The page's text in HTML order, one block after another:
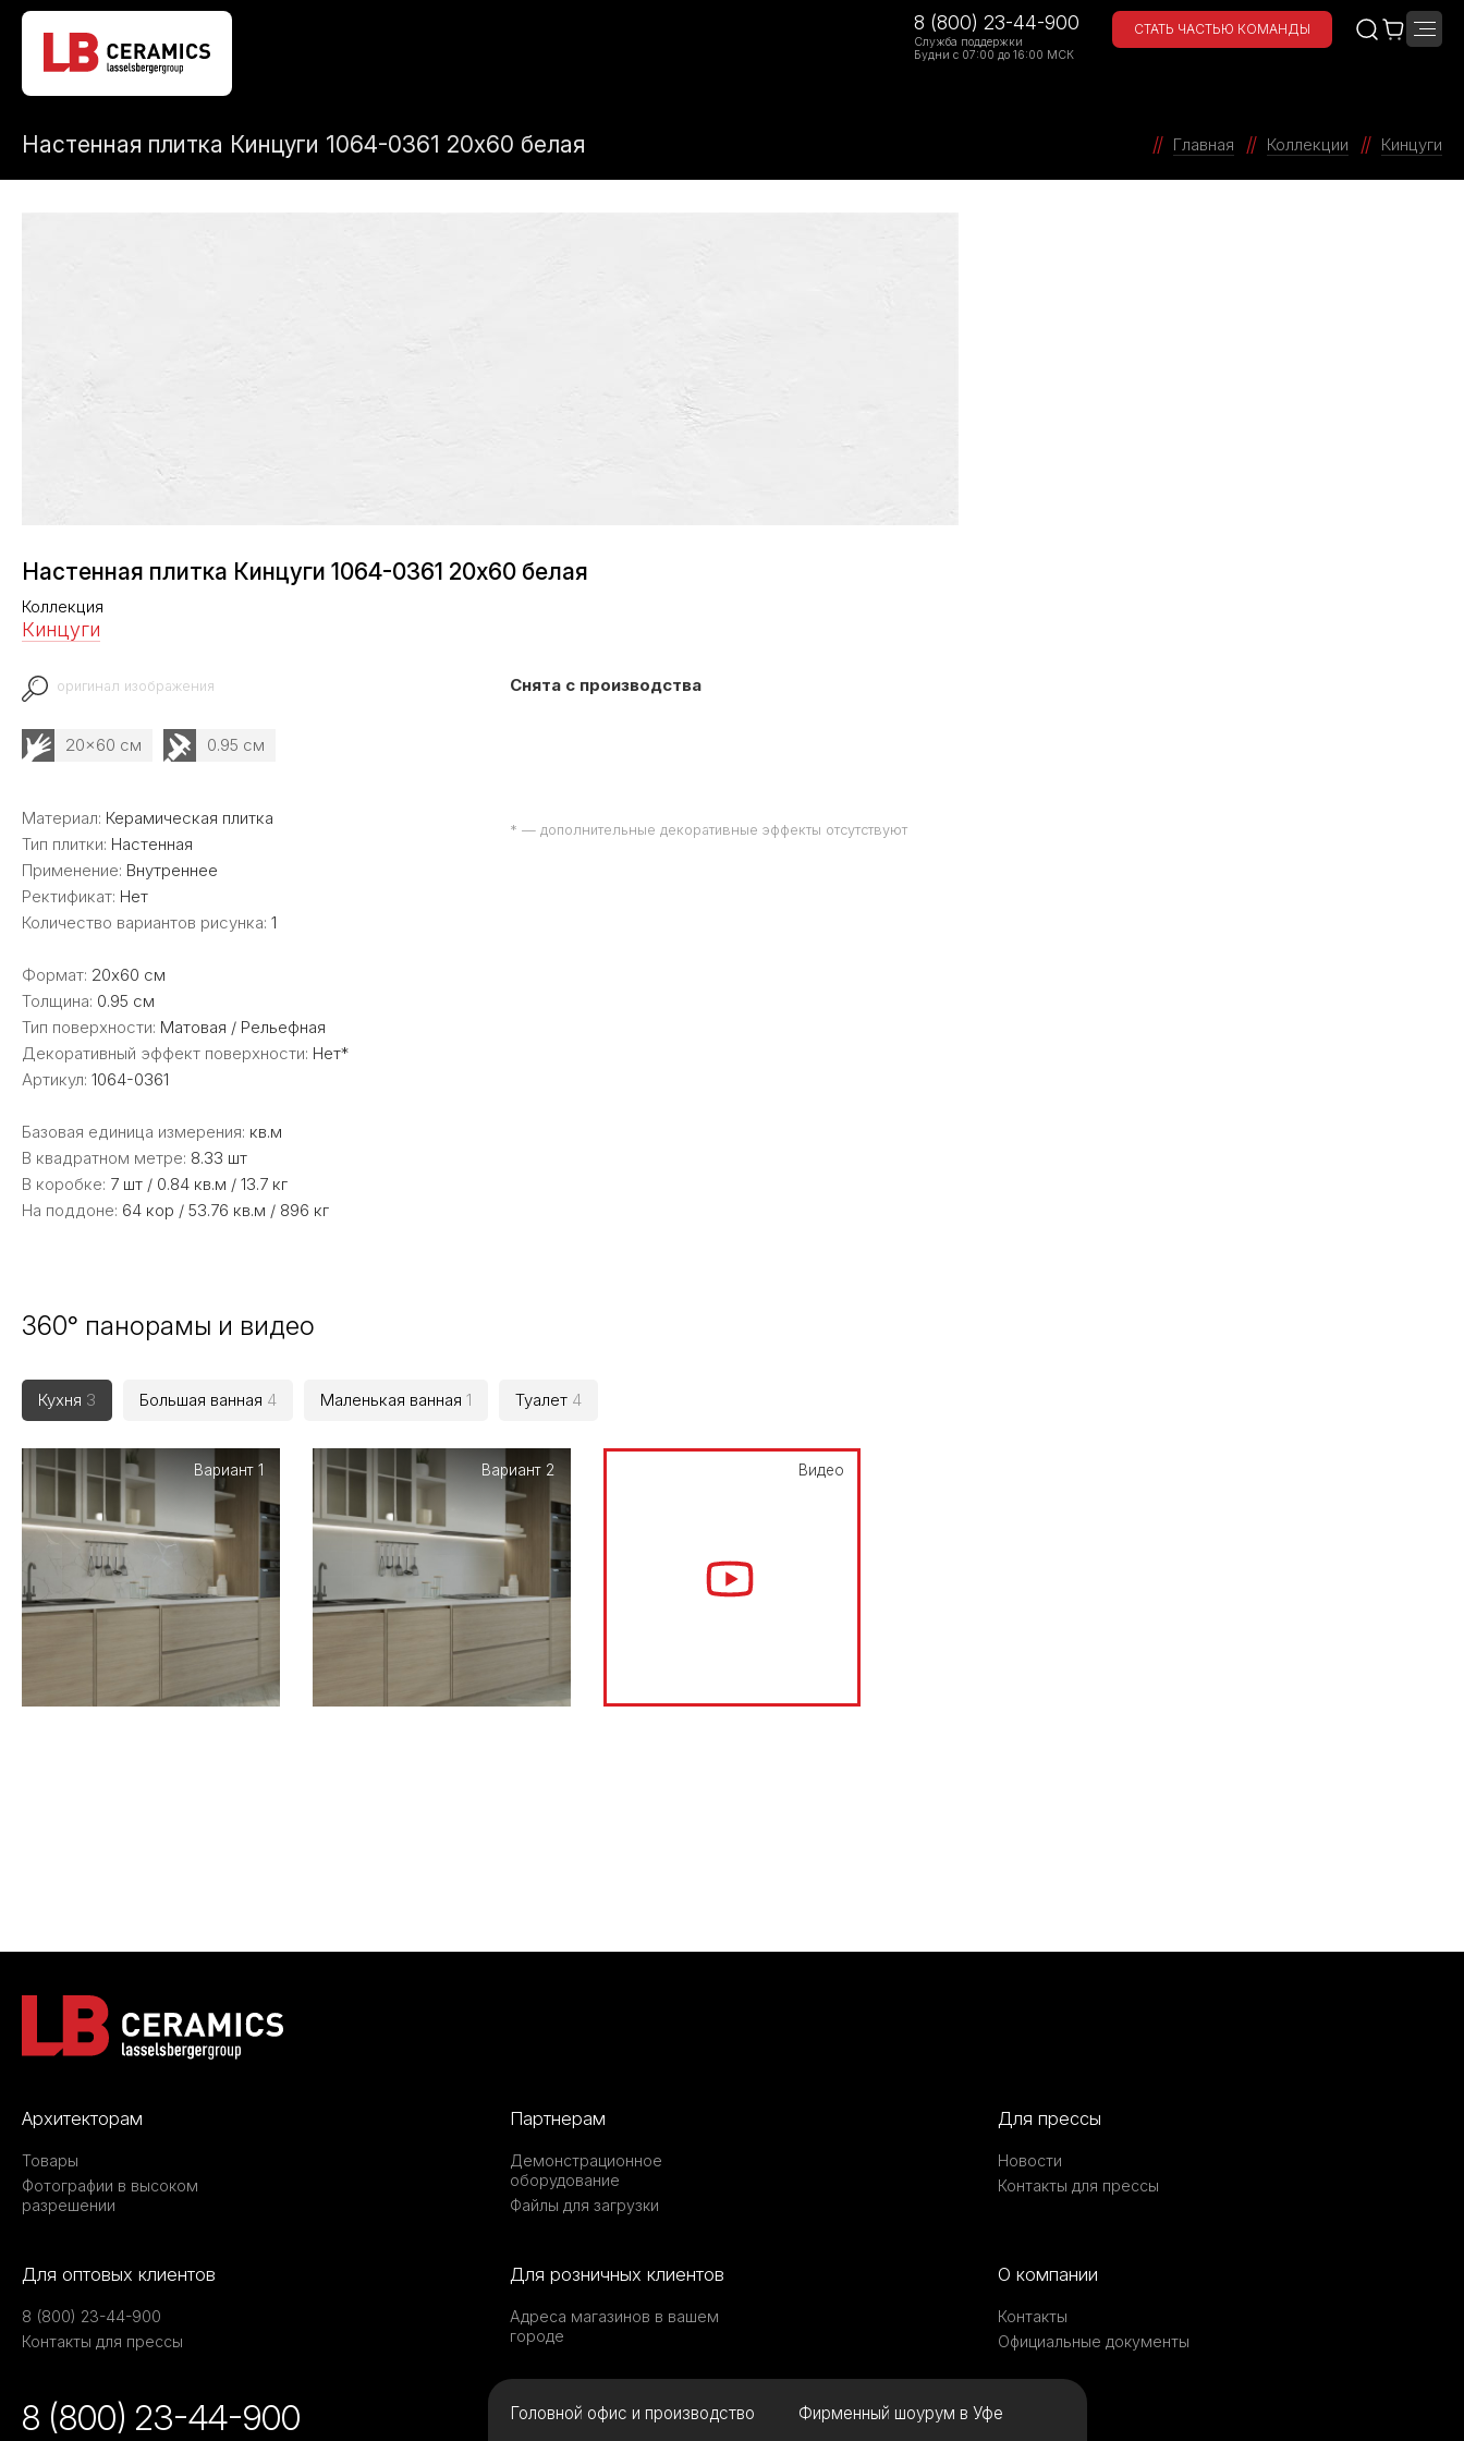
8 (800) 23-44-900
Служба поддержки
Будни с 07:00 до 16:00 МСК
СТАТЬ ЧАСТЬЮ КОМАНДЫ
Настенная плитка Кинцуги 1064-0361 20х60 белая Главная Коллекции Кинцуги
Настенная плитка Кинцуги 1064-0361 20х60 белая
Коллекция
Кинцуги
оригинал изображения
20x60 см 0.95 см
Снята с производства
Материал: Керамическая плитка
Тип плитки: Настенная
Применение: Внутреннее
Ректификат: Нет
Количество вариантов рисунка: 1
Формат: 20x60 см
Толщина: 0.95 см
Тип поверхности: Матовая / Рельефная
Декоративный эффект поверхности: Нет*
Артикул: 1064-0361
Базовая единица измерения: кв.м
В квадратном метре: 8.33 шт
В коробке: 7 шт / 0.84 кв.м / 13.7 кг
На поддоне: 64 кор / 53.76 кв.м / 896 кг
* — дополнительные декоративные эффекты отсутствуют
360° панорамы и видео
Кухня 3 Большая ванная 4 Маленькая ванная 1 Туалет 4
Вариант 1 Вариант 2 Видео
Архитекторам
Товары
Фотографии в высоком
разрешении
Партнерам
Демонстрационное
оборудование
Файлы для загрузки
Для прессы
Новости
Контакты для прессы
Для оптовых клиентов
8 (800) 23-44-900
Контакты для прессы
Для розничных клиентов
Адреса магазинов в вашем
городе
О компании
Контакты
Официальные документы
8 (800) 23-44-900 Головной офис и производство Фирменный шоурум в Уфе